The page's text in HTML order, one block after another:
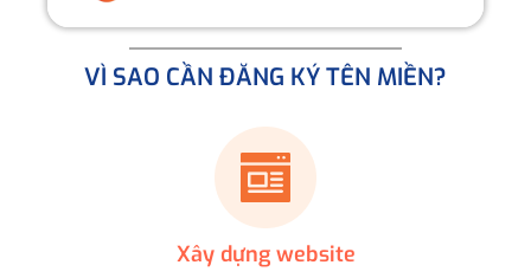
VÌ SAO CẦN ĐĂNG KÝ TÊN MIỀN?
Xây dựng website